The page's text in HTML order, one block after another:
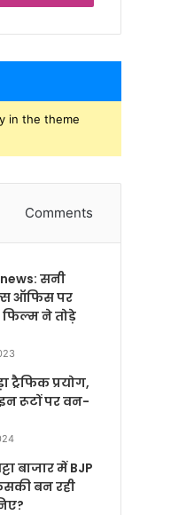
in the theme
Comments
सनी
ऑफिस पर
फिल्म ने तोड़े
ट्रैफिक प्रयोग,
रूटों पर वन-
बाजार में BJP
बन रही